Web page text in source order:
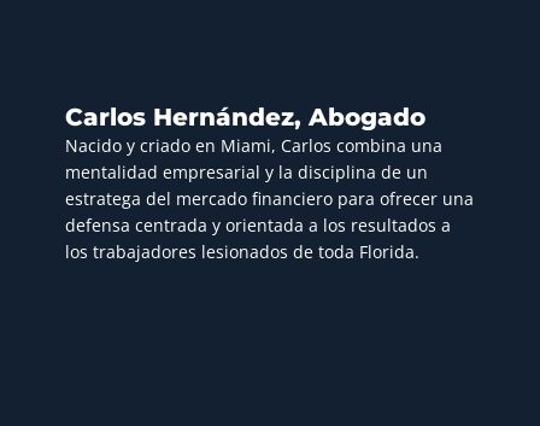
Carlos Hernández, Abogado
Nacido y criado en Miami, Carlos combina una
mentalidad empresarial y la disciplina de un
estratega del mercado financiero para ofrecer una
defensa centrada y orientada a los resultados a
los trabajadores lesionados de toda Florida.